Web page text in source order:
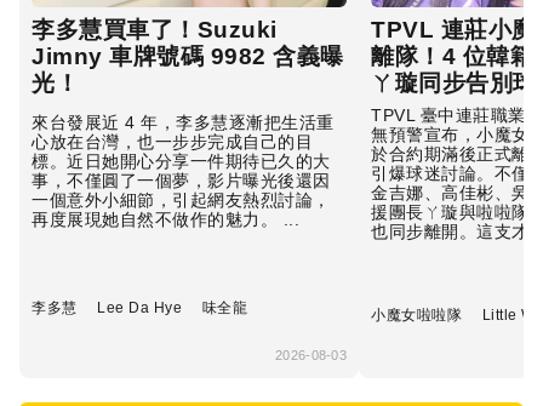
李多慧買車了！Suzuki
Jimny 車牌號碼 9982 含義曝
光！
來台發展近 4 年，李多慧逐漸把生活重
心放在台灣，也一步步完成自己的目
標。近日她開心分享一件期待已久的大
事，不僅圓了一個夢，影片曝光後還因
一個意外小細節，引起網友熱烈討論，
再度展現她自然不做作的魅力。 ...
李多慧 Lee Da Hye 味全龍
2026-08-03
TPVL 連莊小魔
離隊！4 位韓籍
ㄚ璇同步告別
TPVL 臺中連莊職業
無預警宣布，小魔女
於合約期滿後正式離
引爆球迷討論。不僅
金吉娜、高佳彬、吳
援團長ㄚ璇與啦啦隊
也同步離開。這支才
小魔女啦啦隊 Little